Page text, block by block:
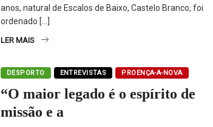
anos, natural de Escalos de Baixo, Castelo Branco, foi
ordenado […]
LER MAIS
DESPORTO ENTREVISTAS PROENÇA-A-NOVA
“O maior legado é o espírito de
missão e a